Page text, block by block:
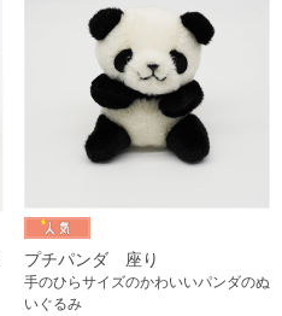
プチパンダ 座り
手のひらサイズのかわいいパンダのぬ
いぐるみ